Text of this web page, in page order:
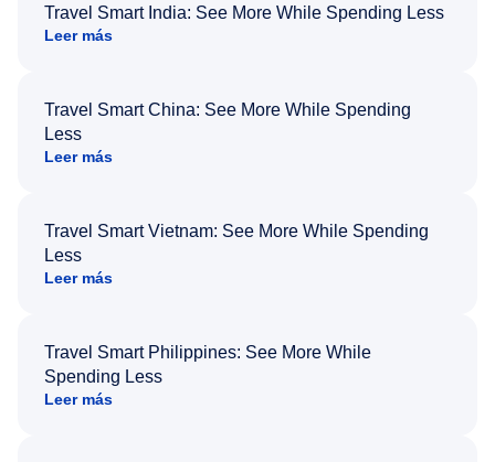
Travel Smart India: See More While Spending Less
Leer más
Travel Smart China: See More While Spending
Less
Leer más
Travel Smart Vietnam: See More While Spending
Less
Leer más
Travel Smart Philippines: See More While
Spending Less
Leer más